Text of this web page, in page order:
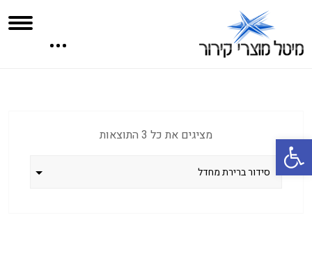
פתח סרגל נגישות מציגים את כל ⁦3⁩ התוצאות